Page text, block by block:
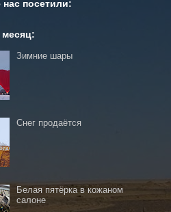
посетили:
Зимние шары
Снег продаётся
Белая пятёрка в кожаном
салоне